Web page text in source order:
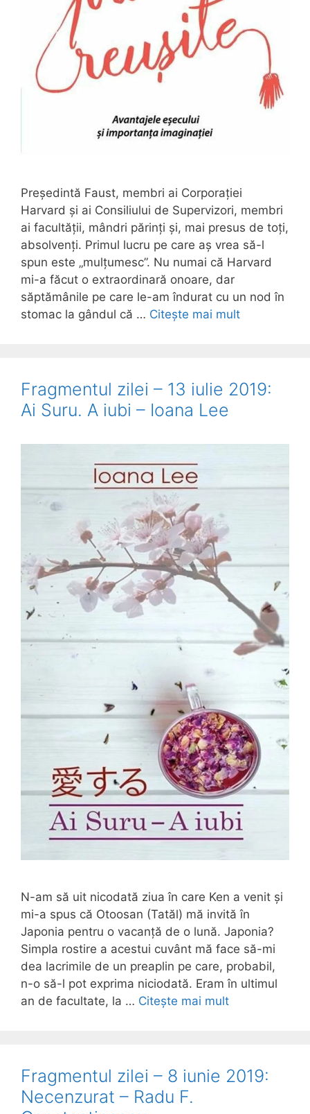
Președintă Faust, membri ai Corporației
Harvard și ai Consiliului de Supervizori, membri
ai facultății, mândri părinți și, mai presus de toți,
absolvenți. Primul lucru pe care aș vrea să-l
spun este „mulțumesc”. Nu numai că Harvard
mi-a făcut o extraordinară onoare, dar
săptămânile pe care le-am îndurat cu un nod în
stomac la gândul că … Citește mai mult
Fragmentul zilei – 13 iulie 2019:
Ai Suru. A iubi – Ioana Lee
N-am să uit nicodată ziua în care Ken a venit și
mi-a spus că Otoosan (Tatăl) mă invită în
Japonia pentru o vacanță de o lună. Japonia?
Simpla rostire a acestui cuvânt mă face să-mi
dea lacrimile de un preaplin pe care, probabil,
n-o să-l pot exprima niciodată. Eram în ultimul
an de facultate, la … Citește mai mult
Fragmentul zilei – 8 iunie 2019:
Necenzurat – Radu F.